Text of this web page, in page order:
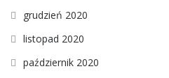
grudzień 2020
listopad 2020
październik 2020